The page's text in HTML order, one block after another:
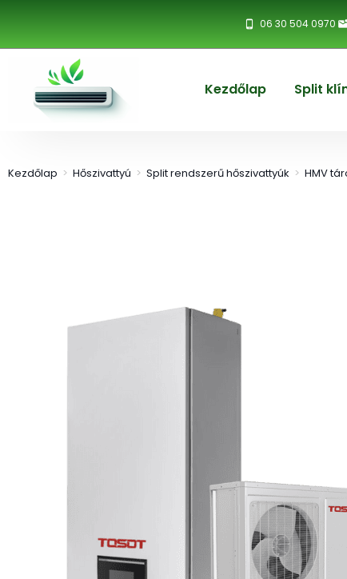
06 30 504 0970
Kezdőlap Split
Kezdőlap > Hőszivattyú > Split rendszerű hőszivattyúk > HMV